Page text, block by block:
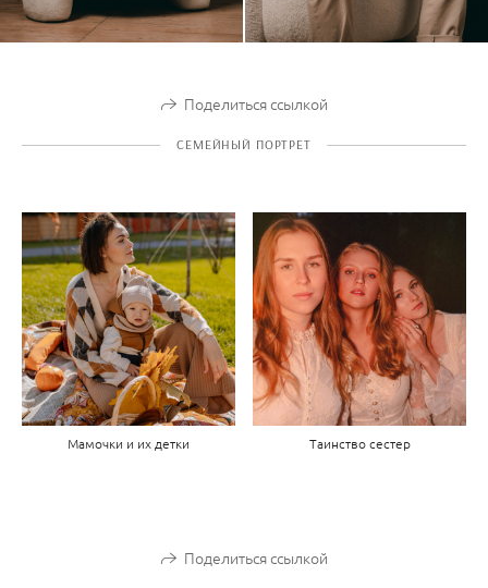
Поделиться ссылкой
СЕМЕЙНЫЙ ПОРТРЕТ
Мамочки и их детки Таинство сестер
Поделиться ссылкой